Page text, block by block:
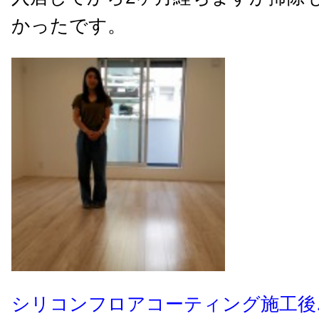
かったです。
シリコンフロアコーティング施工後